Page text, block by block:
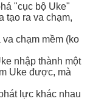
"cục bộ Uke"
tạo ra va chạm,
chạm mềm (ko
nhập thành một
Uke được, mà
lực khác nhau